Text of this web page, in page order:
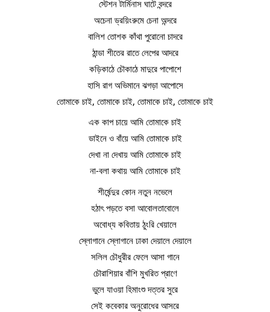
স্টেশন টার্মিনাস ঘাটে বন্দরে
অচেনা ড্রয়িংরুমে চেনা অন্দরে
বালিশ তোশক কাঁথা পুরোনো চাদরে
ঠান্ডা শীতের রাতে লেপের আদরে
কড়িকাঠে চৌকাঠে মাদুরে পাপোশে
হাসি রাগ অভিমানে ঝগড়া আপোসে
তোমাকে চাই, তোমাকে চাই, তোমাকে চাই, তোমাকে চাই
এক কাপ চায়ে আমি তোমাকে চাই
ডাইনে ও বাঁয়ে আমি তোমাকে চাই
দেখা না দেখায় আমি তোমাকে চাই
না-বলা কথায় আমি তোমাকে চাই
শীর্ষেন্দুর কোন নতুন নভেলে
হঠাৎ পড়তে বসা আবোলতাবোলে
অবোধ্য কবিতায় ঠুংরি খেয়ালে
স্লোগানে স্লোগানে ঢাকা দেয়ালে দেয়ালে
সলিল চৌধুরীর ফেলে আসা গানে
চৌরাশিয়ার বাঁশি মুখরিত প্রাণে
ভুলে যাওয়া হিমাংশু দত্তর সুরে
সেই কবেকার অনুরোধের আসরে